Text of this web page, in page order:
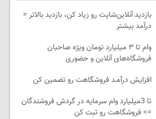
بازدید آنلاین‌شاپت رو زیاد کن، بازدید بالاتر =
درآمد بیشتر
وام تا ۳ میلیارد تومان ویژه صاحبان
فروشگاه‌های آنلاین و حضوری
افزایش درآمـد فروشگاهت رو تضمین کن
تا 3میلیارد وام سرمایه در گردش فروشندگان
=> فروشگاهت رو ثبت کن